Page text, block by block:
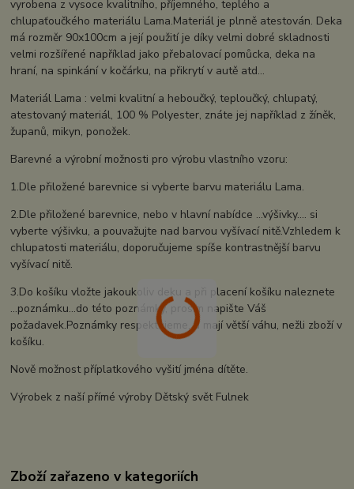
vyrobena z vysoce kvalitního, příjemného, teplého a
chlupaťoučkého materiálu Lama.Materiál je plnně atestován. Deka
má rozměr 90x100cm a její použití je díky velmi dobré skladnosti
velmi rozšířené například jako přebalovací pomůcka, deka na
hraní, na spinkání v kočárku, na přikrytí v autě atd...
Materiál Lama : velmi kvalitní a heboučký, teploučký, chlupatý,
atestovaný materiál, 100 % Polyester, znáte jej například z žíněk,
županů, mikyn, ponožek.
Barevné a výrobní možnosti pro výrobu vlastního vzoru:
1.Dle přiložené barevnice si vyberte barvu materiálu Lama.
2.Dle přiložené barevnice, nebo v hlavní nabídce ...výšivky.... si
vyberte výšivku, a pouvažujte nad barvou vyšívací nitě.Vzhledem k
chlupatosti materiálu, doporučujeme spíše kontrastnější barvu
vyšívací nitě.
3.Do košíku vložte jakoukoliv deku a při placení košíku naleznete
...poznámku...do této poznámky, prosím napište Váš
požadavek.Poznámky respektujeme, a mají větší váhu, nežli zboží v
košíku.
Nově možnost příplatkového vyšití jména dítěte.
Výrobek z naší přímé výroby Dětský svět Fulnek
Zboží zařazeno v kategoriích